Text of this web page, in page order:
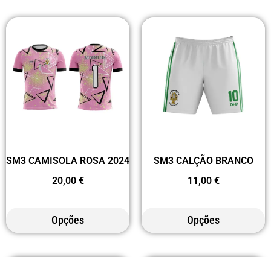
SM3 CAMISOLA ROSA 2024
20,00 €
Opções
SM3 CALÇÃO BRANCO
11,00 €
Opções